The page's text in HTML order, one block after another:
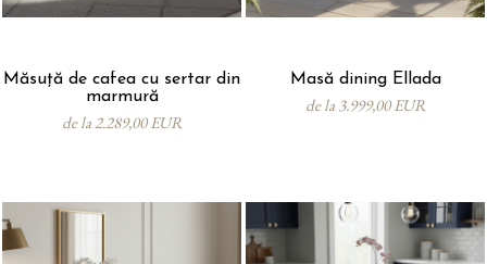
Măsuță de cafea cu sertar din
marmură
de la 2.289,00 EUR
Masă dining Ellada
de la 3.999,00 EUR